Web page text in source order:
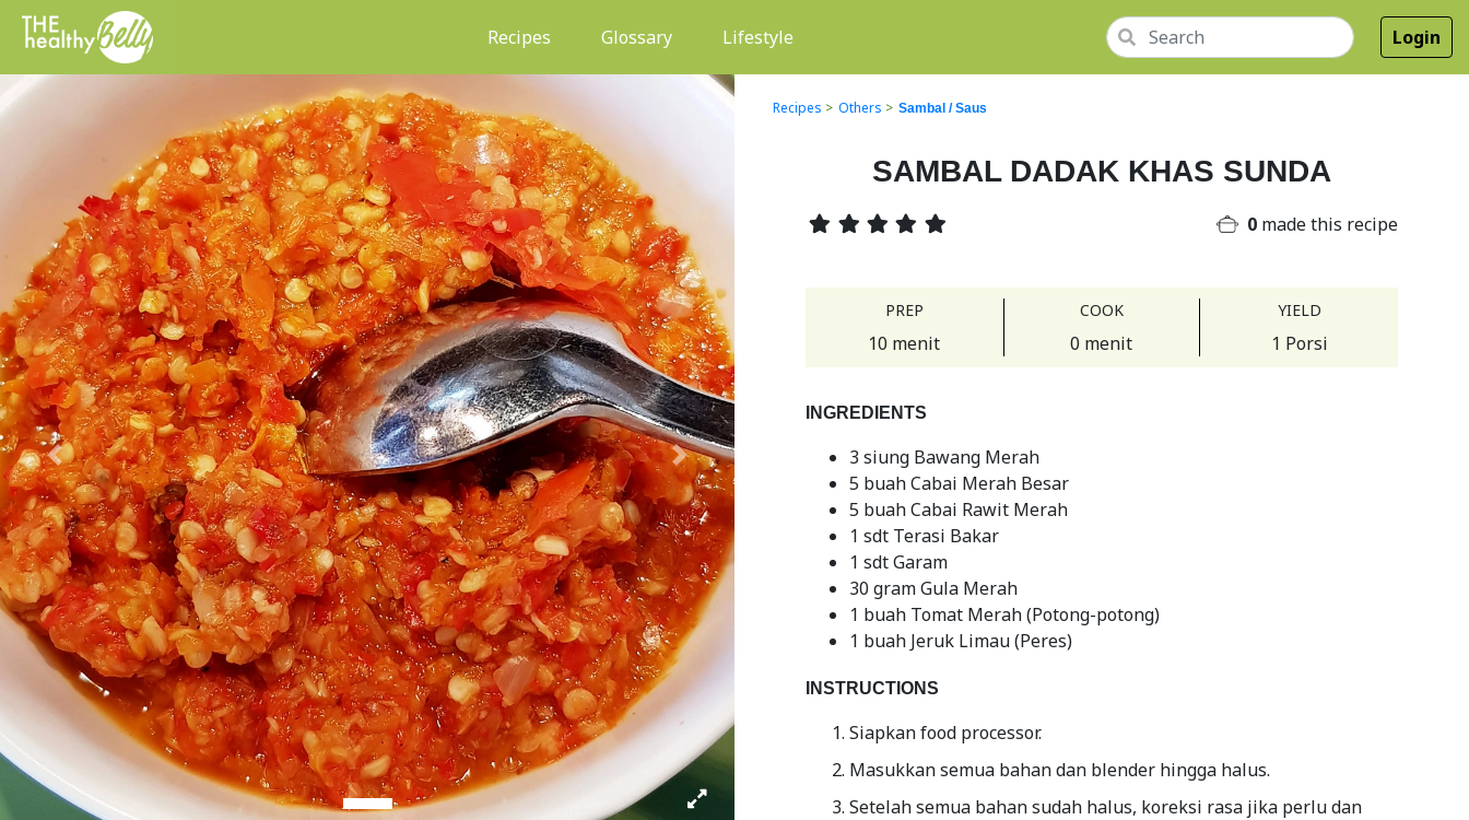
Recipes (current)Glossary Lifestyle Login
Previous Next
Recipes > Others > Sambal / Saus
SAMBAL DADAK KHAS SUNDA
0 made this recipe
PREP
10 menit
COOK
0 menit
YIELD
1 Porsi
INGREDIENTS
3 siung Bawang Merah
5 buah Cabai Merah Besar
5 buah Cabai Rawit Merah
1 sdt Terasi Bakar
1 sdt Garam
30 gram Gula Merah
1 buah Tomat Merah (Potong-potong)
1 buah Jeruk Limau (Peres)
INSTRUCTIONS
Siapkan food processor.
Masukkan semua bahan dan blender hingga halus.
Setelah semua bahan sudah halus, koreksi rasa jika perlu dan